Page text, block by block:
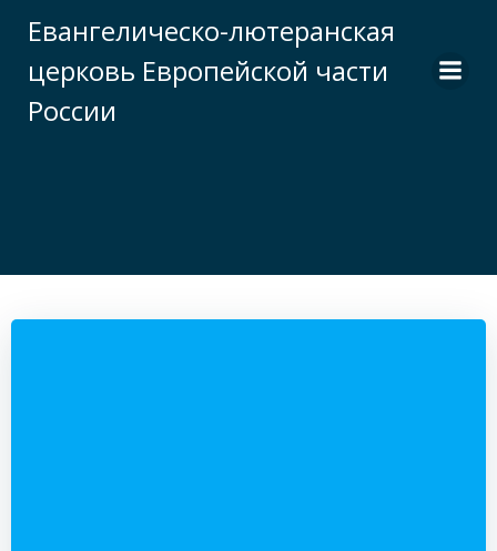
к
содержимому
Евангелическо-лютеранская
церковь Европейской части
России